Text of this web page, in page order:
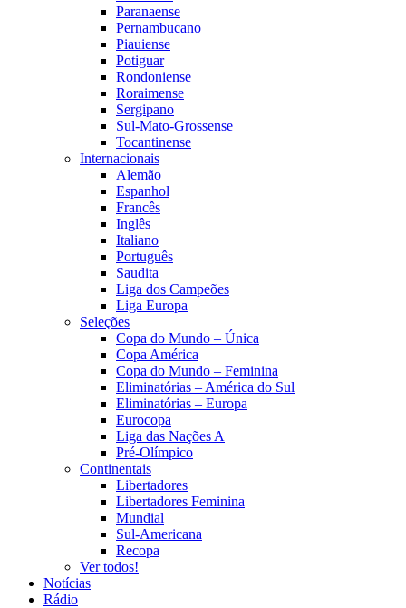
Paranaense
Pernambucano
Piauiense
Potiguar
Rondoniense
Roraimense
Sergipano
Sul-Mato-Grossense
Tocantinense
Internacionais
Alemão
Espanhol
Francês
Inglês
Italiano
Português
Saudita
Liga dos Campeões
Liga Europa
Seleções
Copa do Mundo – Única
Copa América
Copa do Mundo – Feminina
Eliminatórias – América do Sul
Eliminatórias – Europa
Eurocopa
Liga das Nações A
Pré-Olímpico
Continentais
Libertadores
Libertadores Feminina
Mundial
Sul-Americana
Recopa
Ver todos!
Notícias
Rádio